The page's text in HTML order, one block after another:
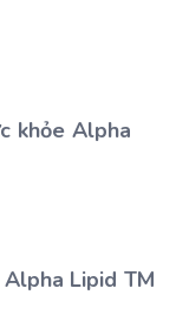
khỏe Alpha
Lipid TM